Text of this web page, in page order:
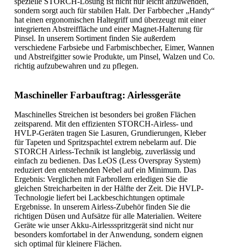
sondern sorgt auch für stabilen Halt. Der Farbbecher „Handy“
hat einen ergonomischen Haltegriff und überzeugt mit einer
integrierten Abstreiffläche und einer Magnet-Halterung für
Pinsel. In unserem Sortiment finden Sie außerdem
verschiedene Farbsiebe und Farbmischbecher, Eimer, Wannen
und Abstreifgitter sowie Produkte, um Pinsel, Walzen und Co.
richtig aufzubewahren und zu pflegen.
Maschineller Farbauftrag: Airlessgeräte
Maschinelles Streichen ist besonders bei großen Flächen
zeitsparend. Mit den effizienten STORCH-Airless- und
HVLP-Geräten tragen Sie Lasuren, Grundierungen, Kleber
für Tapeten und Spritzspachtel extrem nebelarm auf. Die
STORCH Airless-Technik ist langlebig, zuverlässig und
einfach zu bedienen. Das LeOS (Less Overspray System)
reduziert den entstehenden Nebel auf ein Minimum. Das
Ergebnis: Verglichen mit Farbrollern erledigen Sie die
gleichen Streicharbeiten in der Hälfte der Zeit. Die HVLP-
Technologie liefert bei Lackbeschichtungen optimale
Ergebnisse. In unserem Airless-Zubehör finden Sie die
richtigen Düsen und Aufsätze für alle Materialien. Weitere
Geräte wie unser Akku-Airlessspritzgerät sind nicht nur
besonders komfortabel in der Anwendung, sondern eignen
sich optimal für kleinere Flächen.